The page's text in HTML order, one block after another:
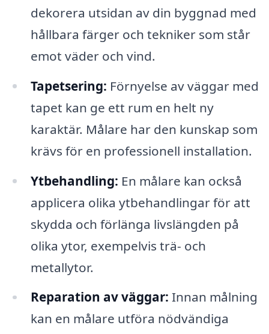
dekorera utsidan av din byggnad med
hållbara färger och tekniker som står
emot väder och vind.
Tapetsering: Förnyelse av väggar med
tapet kan ge ett rum en helt ny
karaktär. Målare har den kunskap som
krävs för en professionell installation.
Ytbehandling: En målare kan också
applicera olika ytbehandlingar för att
skydda och förlänga livslängden på
olika ytor, exempelvis trä- och
metallytor.
Reparation av väggar: Innan målning
kan en målare utföra nödvändiga